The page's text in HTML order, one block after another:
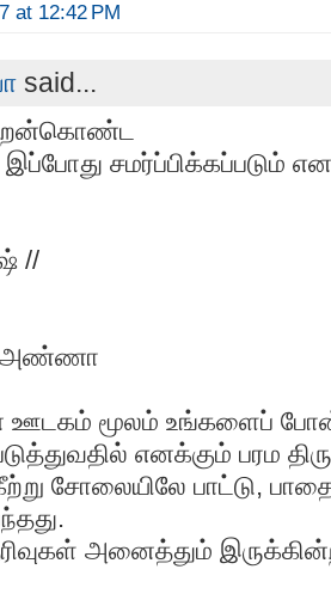
at 12:42 PM
said...
இப்போது சமர்ப்பிக்கப்படும்
//
அண்ணா
ஊடகம் மூலம் உங்களைப்
எனக்கும் பரம
சோலையிலே பாட்டு, பாதை
அனைத்தும்